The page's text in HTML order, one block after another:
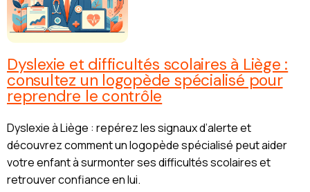
Dyslexie et difficultés scolaires à Liège :
consultez un logopède spécialisé pour
reprendre le contrôle
Dyslexie à Liège : repérez les signaux d’alerte et
découvrez comment un logopède spécialisé peut aider
votre enfant à surmonter ses difficultés scolaires et
retrouver confiance en lui.